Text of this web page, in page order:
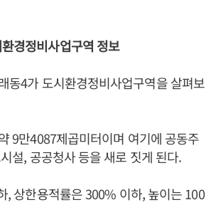
경정비사업구역 정보
동4가 도시환경정비사업구역을 살펴보
9만4087제곱미터이며 여기에 공동주
설, 공공청사 등을 새로 짓게 된다.
, 상한용적률은 300% 이하, 높이는 100